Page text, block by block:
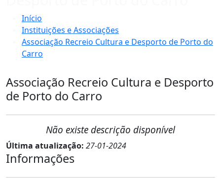
Início
Instituições e Associações
Associação Recreio Cultura e Desporto de Porto do
Carro
Associação Recreio Cultura e Desporto
de Porto do Carro
Não existe descrição disponível
Última atualização: 27-01-2024
Informações